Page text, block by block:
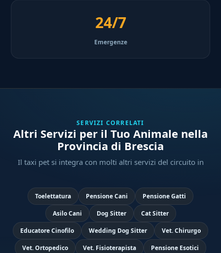
24/7
Emergenze
SERVIZI CORRELATI
Altri Servizi per il Tuo Animale nella
Provincia di Brescia
Il taxi pet si integra con molti altri servizi del circuito in
Toelettatura Pensione Cani Pensione Gatti
Asilo Cani Dog Sitter Cat Sitter
Educatore Cinofilo Wedding Dog Sitter Vet. Chirurgo
Vet. Ortopedico Vet. Fisioterapista Pensione Esotici